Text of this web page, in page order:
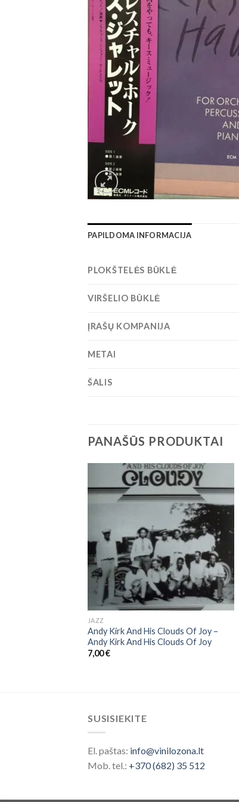
PAPILDOMA INFORMACIJA
PLOKŠTELĖS BŪKLĖ
VIRŠELIO BŪKLĖ
ĮRAŠŲ KOMPANIJA
METAI
ŠALIS
PANAŠŪS PRODUKTAI
JAZZ
Andy Kirk And His Clouds Of Joy ‎–
Andy Kirk And His Clouds Of Joy
7,00€
SUSISIEKITE
El. paštas: info@vinilozona.lt
Mob. tel.: +370 (682) 35 512